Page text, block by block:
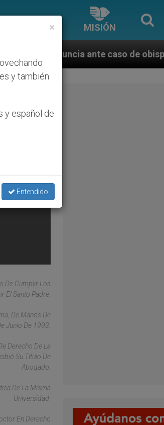
MISIÓN
ante caso de obispo católico
De Cumplir Los
El Santo Padre.
De Manos De
Junio De 1993.
Derecho De La
Su Título De
Abogado.
De La Misma
Universidad.
En Derecho
×
y también
y español de
Entendido